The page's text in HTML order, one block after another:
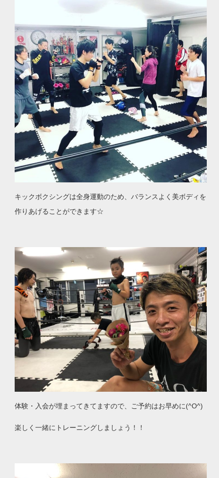
キックボクシングは全身運動のため、バランスよく美ボディを
作りあげることができます☆
体験・入会が埋まってきてますので、ご予約はお早めに(^O^)
楽しく一緒にトレーニングしましょう！！